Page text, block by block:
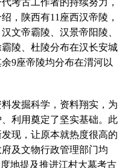
考古工作者的持续努力，
，陕西有11座西汉帝陵，
文帝霸陵、汉景帝阳陵、
陵、杜陵分布在汉长安城
9座帝陵均分布在渭河以
发掘科学，资料翔实，为
利用奠定了坚实基础。此
现，让原本就热度很高的
及文物行政管理部门均
地提及推进江村大墓考古